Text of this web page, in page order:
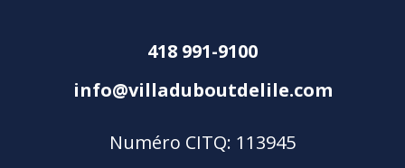
418 991-9100
info@villaduboutdelile.com
Numéro CITQ: 113945